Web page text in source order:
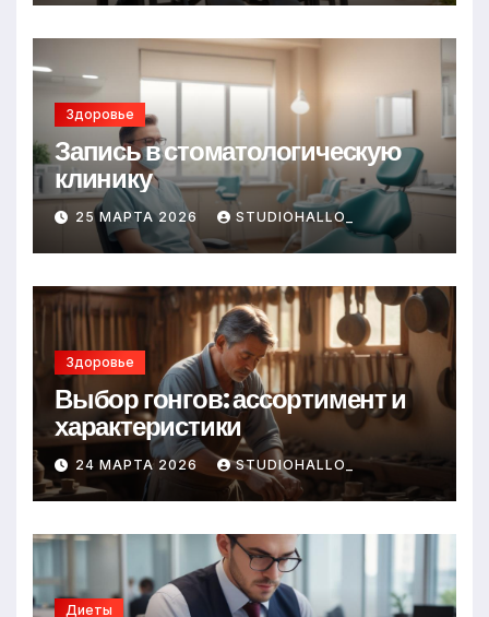
Здоровье
Запись в стоматологическую
клинику
25 МАРТА 2026 STUDIOHALLO_
Здоровье
Выбор гонгов: ассортимент и
характеристики
24 МАРТА 2026 STUDIOHALLO_
Диеты